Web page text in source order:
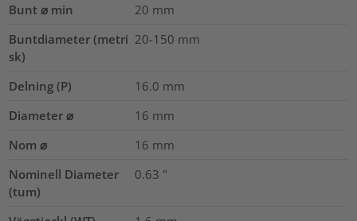
Bunt ⌀ min
20 mm
Buntdiameter (metri
sk)
20-150 mm
Delning (P) 16.0 mm
Diameter ⌀
16 mm
Nom ⌀
16 mm
Nominell Diameter
(tum)
0.63 "